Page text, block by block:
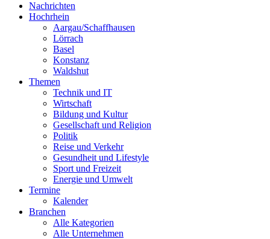
Nachrichten
Hochrhein
Aargau/Schaffhausen
Lörrach
Basel
Konstanz
Waldshut
Themen
Technik und IT
Wirtschaft
Bildung und Kultur
Gesellschaft und Religion
Politik
Reise und Verkehr
Gesundheit und Lifestyle
Sport und Freizeit
Energie und Umwelt
Termine
Kalender
Branchen
Alle Kategorien
Alle Unternehmen